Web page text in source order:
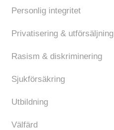
Personlig integritet
Privatisering & utförsäljning
Rasism & diskriminering
Sjukförsäkring
Utbildning
Välfärd